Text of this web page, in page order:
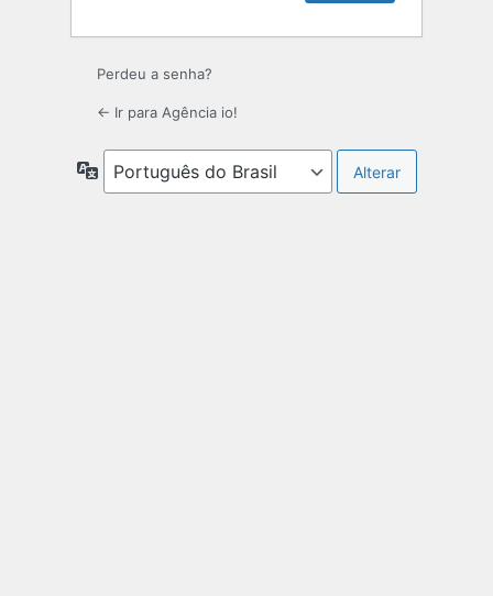
Perdeu a senha?
← Ir para Agência io!
Idioma